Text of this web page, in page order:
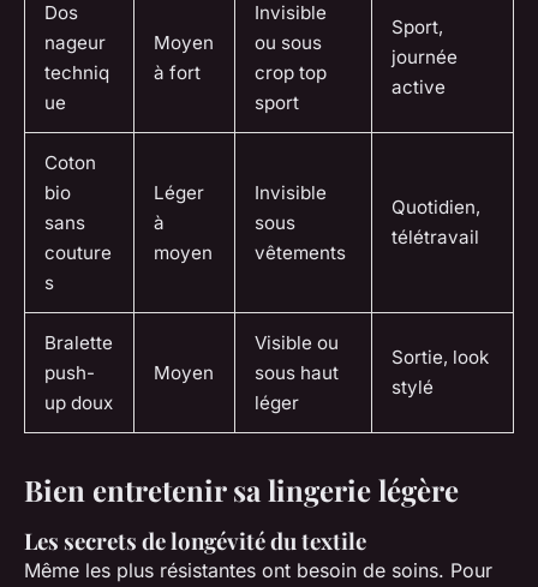
Dos
nageur
techniq
ue
Moyen
à fort
Invisible
ou sous
crop top
sport
Sport,
journée
active
Coton
bio
sans
couture
s
Léger
à
moyen
Invisible
sous
vêtements
Quotidien,
télétravail
Bralette
push-
up doux
Moyen
Visible ou
sous haut
léger
Sortie, look
stylé
Bien entretenir sa lingerie légère
Les secrets de longévité du textile
Même les plus résistantes ont besoin de soins. Pour